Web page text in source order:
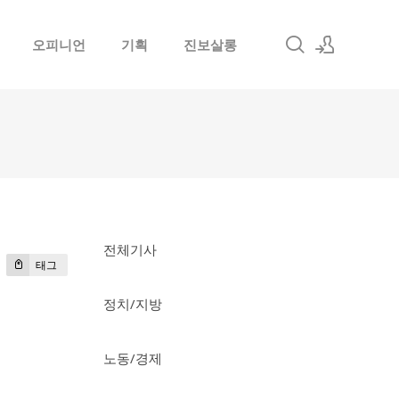
오피니언 기획 진보살롱
전체기사
정치/지방
노동/경제
태그